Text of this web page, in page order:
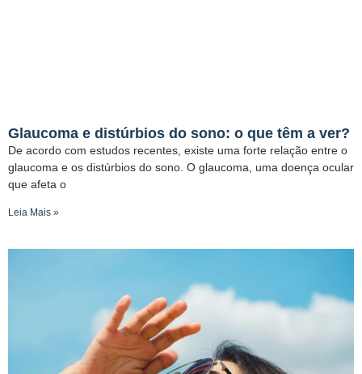
Glaucoma e distúrbios do sono: o que têm a ver?
De acordo com estudos recentes, existe uma forte relação entre o
glaucoma e os distúrbios do sono. O glaucoma, uma doença ocular
que afeta o
Leia Mais »